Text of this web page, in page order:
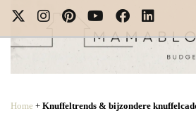
Home + Knuffeltrends & bijzondere